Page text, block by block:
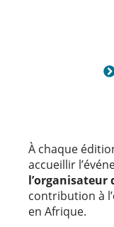
À chaque
accueillir
l’organisateur
contribution à
en Afrique.